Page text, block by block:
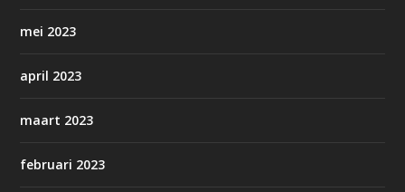
mei 2023
april 2023
maart 2023
februari 2023